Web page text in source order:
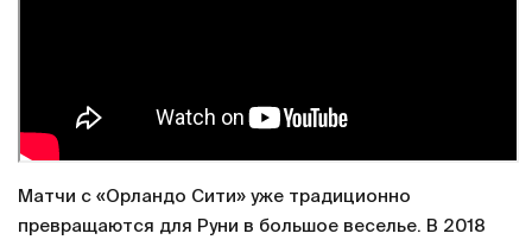
Матчи с «Орландо Сити» уже традиционно
превращаются для Руни в большое веселье. В 2018